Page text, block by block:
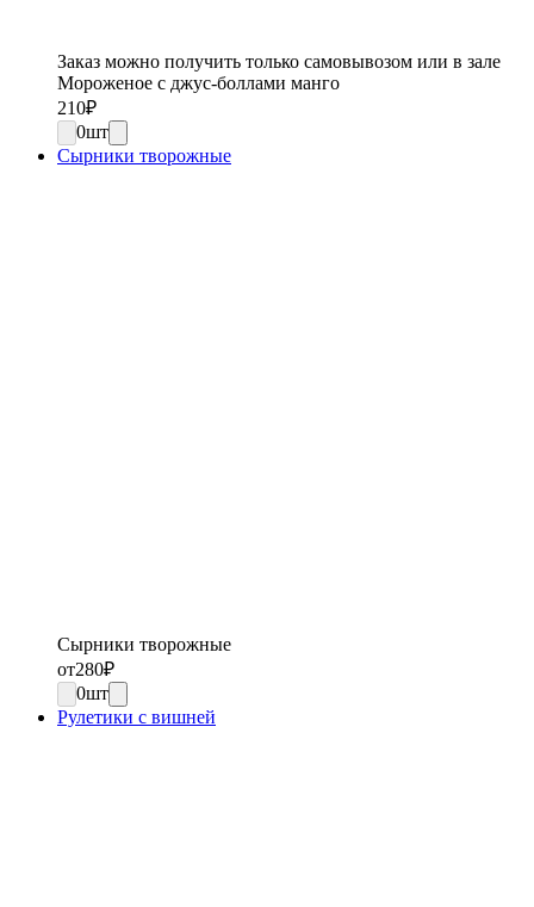
Заказ можно получить только самовывозом или в зале
Мороженое с джус-боллами манго
210₽
0шт
Сырники творожные
Сырники творожные
от280₽
0шт
Рулетики с вишней